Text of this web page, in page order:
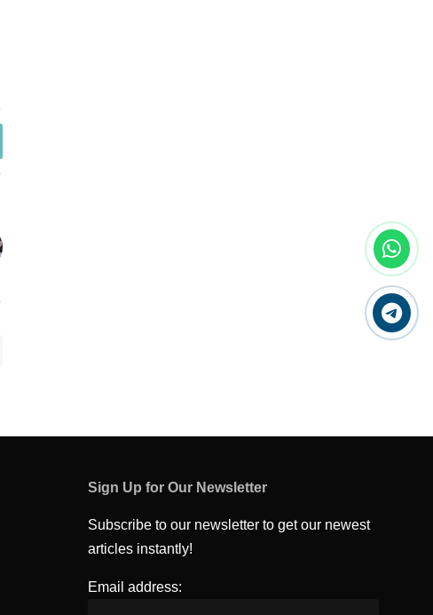
Sign Up for Our Newsletter
Subscribe to our newsletter to get our newest
articles instantly!
Email address: